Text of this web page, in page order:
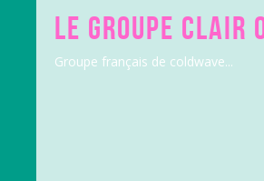
LE GROUPE CLAIR
Groupe français de coldwave...